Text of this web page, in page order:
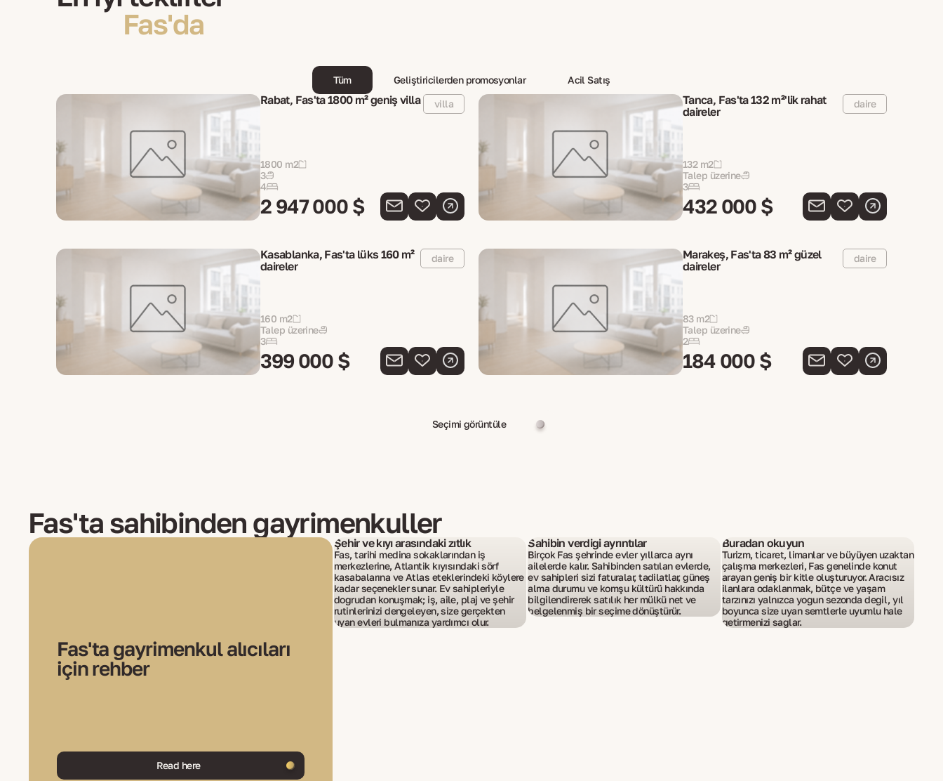
Fas'da
Tüm Geliştiricilerden promosyonlar Acil Satış
Rabat, Fas'ta 1800 m² geniş villa villa
1800 m2
3
4
2 947 000 $
Tanca, Fas'ta 132 m²'lik rahat
daireler
daire
132 m2
Talep üzerine
3
432 000 $
Kasablanka, Fas'ta lüks 160 m²
daireler
daire
160 m2
Talep üzerine
3
399 000 $
Marakeş, Fas'ta 83 m² güzel
daireler
daire
83 m2
Talep üzerine
2
184 000 $
Seçimi görüntüle
Fas'ta sahibinden gayrimenkuller
Fas'ta gayrimenkul alıcıları
için rehber
Read here
Şehir ve kıyı arasındaki zıtlık
Fas, tarihi medina sokaklarından iş
merkezlerine, Atlantik kıyısındaki sörf
kasabalarına ve Atlas eteklerindeki köylere
kadar seçenekler sunar. Ev sahipleriyle
doğrudan konuşmak; iş, aile, plaj ve şehir
rutinlerinizi dengeleyen, size gerçekten
uyan evleri bulmanıza yardımcı olur.
Sahibin verdiği ayrıntılar
Birçok Fas şehrinde evler yıllarca aynı
ailelerde kalır. Sahibinden satılan evlerde,
ev sahipleri sizi faturalar, tadilatlar, güneş
alma durumu ve komşu kültürü hakkında
bilgilendirerek satılık her mülkü net ve
belgelenmiş bir seçime dönüştürür.
Buradan okuyun
Turizm, ticaret, limanlar ve büyüyen uzaktan
çalışma merkezleri, Fas genelinde konut
arayan geniş bir kitle oluşturuyor. Aracısız
ilanlara odaklanmak, bütçe ve yaşam
tarzınızı yalnızca yoğun sezonda değil, yıl
boyunca size uyan semtlerle uyumlu hale
getirmenizi sağlar.